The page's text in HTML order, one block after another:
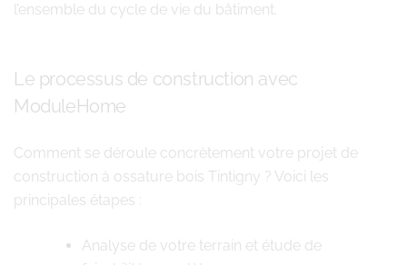
l’ensemble du cycle de vie du bâtiment.
Le processus de construction avec
ModuleHome
Comment se déroule concrètement votre projet de
construction à ossature bois Tintigny ? Voici les
principales étapes :
Analyse de votre terrain et étude de